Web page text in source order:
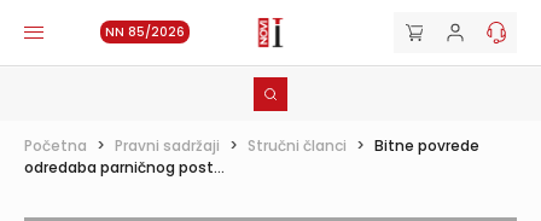
NN 85/2026
Početna > Pravni sadržaji > Stručni članci > Bitne povrede
odredaba parničnog post...